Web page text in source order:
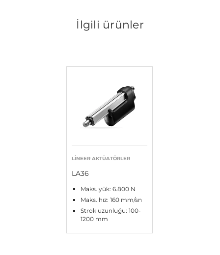
İlgili ürünler
LINEER AKTÜATÖRLER
LA36
Maks. yük: 6.800 N
Maks. hız: 160 mm/sn
Strok uzunluğu: 100-
1200 mm